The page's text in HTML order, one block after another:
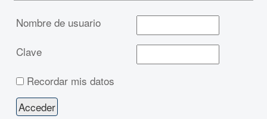
Nombre de usuario
Clave
Recordar mis datos